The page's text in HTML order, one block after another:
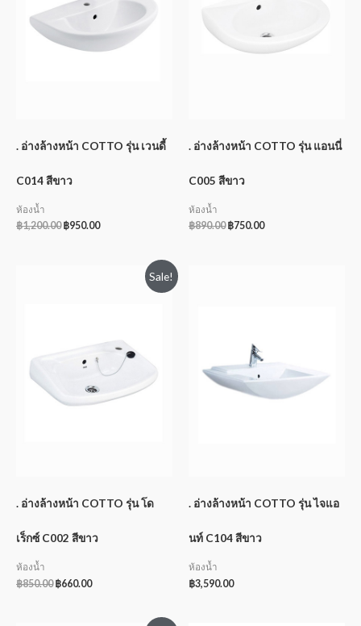
. อ่างล้างหน้า COTTO รุ่น เวนดี้
C014 สีขาว
ห้องน้ำ
฿1,200.00 ฿950.00
. อ่างล้างหน้า COTTO รุ่น แอนนี่
C005 สีขาว
ห้องน้ำ
฿890.00 ฿750.00
Sale!
. อ่างล้างหน้า COTTO รุ่น โด
เร็กซ์ C002 สีขาว
ห้องน้ำ
฿850.00 ฿660.00
. อ่างล้างหน้า COTTO รุ่น ไจแอ
นท์ C104 สีขาว
ห้องน้ำ
฿3,590.00